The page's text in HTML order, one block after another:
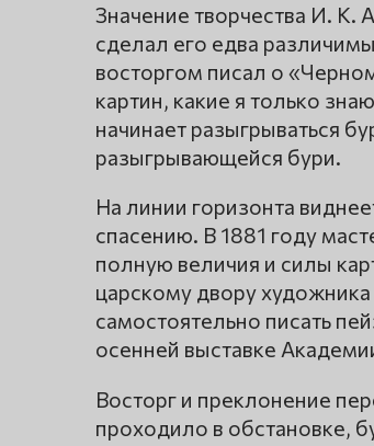
Значение творчества И. К.
сделал его едва
восторгом писал о
картин, какие я только
начинает разыгрываться
разыгрывающейся бури.
На линии горизонта
спасению. В 1881 году
полную величия и силы
царскому двору
самостоятельно писать
осенней выставке
Восторг и преклонение
проходило в обстановке,